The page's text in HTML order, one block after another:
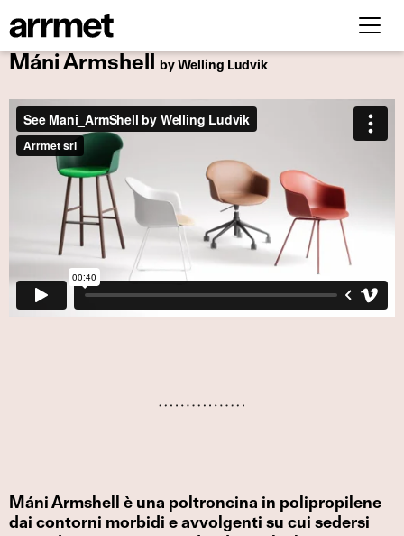
Máni Armshell by Welling Ludvik
Máni Armshell è una poltroncina in polipropilene
dai contorni morbidi e avvolgenti su cui sedersi